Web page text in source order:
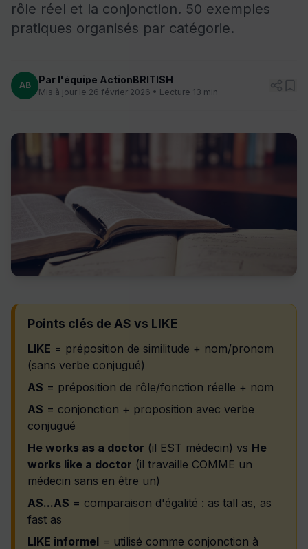
rôle réel et la conjonction. 50 exemples
pratiques organisés par catégorie.
AB Par l'équipe ActionBRITISH
Mis à jour le 26 février 2026 • Lecture 13 min
Points clés de AS vs LIKE
LIKE = préposition de similitude + nom/pronom
(sans verbe conjugué)
AS = préposition de rôle/fonction réelle + nom
AS = conjonction + proposition avec verbe
conjugué
He works as a doctor (il EST médecin) vs He
works like a doctor (il travaille COMME un
médecin sans en être un)
AS...AS = comparaison d'égalité : as tall as, as
fast as
LIKE informel = utilisé comme conjonction à